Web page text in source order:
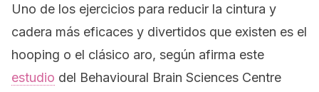
Uno de los ejercicios para reducir la cintura y
cadera más eficaces y divertidos que existen es el
hooping o el clásico aro, según afirma este
estudio del Behavioural Brain Sciences Centre